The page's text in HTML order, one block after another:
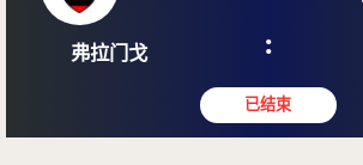
弗拉门戈
2025-12-04
: